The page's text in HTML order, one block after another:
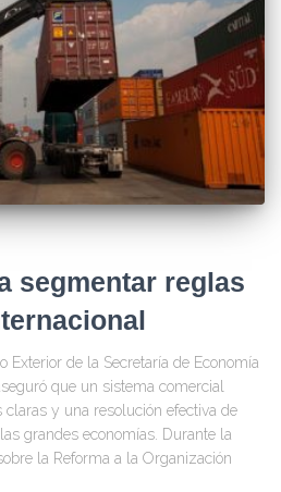
segmentar reglas
Exterior de la Secretaría de Economía
que un sistema comercial
y una resolución efectiva de
grandes economías. Durante la
la Reforma a la Organización